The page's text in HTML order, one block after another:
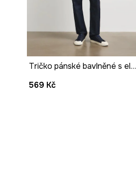
Tričko pánské bavlněné s elastanem paisley
569 Kč